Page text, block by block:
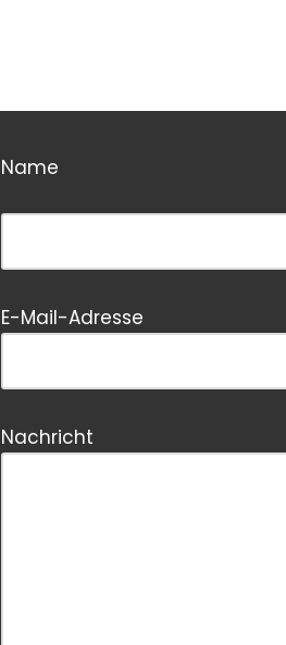
Name
Bitte dieses Feld leer lassen!
Bitte dieses Feld leer lassen!
E-Mail-Adresse
Nachricht